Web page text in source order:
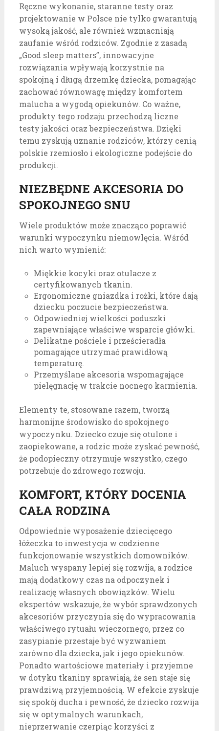
Ręczne wykonanie, staranne testy oraz
projektowanie w Polsce nie tylko gwarantują
wysoką jakość, ale również wzmacniają
zaufanie wśród rodziców. Zgodnie z zasadą
„Good sleep matters”, innowacyjne
rozwiązania wpływają korzystnie na
spokojną i długą drzemkę dziecka, pomagając
zachować równowagę między komfortem
malucha a wygodą opiekunów. Co ważne,
produkty tego rodzaju przechodzą liczne
testy jakości oraz bezpieczeństwa. Dzięki
temu zyskują uznanie rodziców, którzy cenią
polskie rzemiosło i ekologiczne podejście do
produkcji.
NIEZBĘDNE AKCESORIA DO
SPOKOJNEGO SNU
Wiele produktów może znacząco poprawić
warunki wypoczynku niemowlęcia. Wśród
nich warto wymienić:
Miękkie kocyki oraz otulacze z
certyfikowanych tkanin.
Ergonomiczne gniazdka i rożki, które dają
dziecku poczucie bezpieczeństwa.
Odpowiedniej wielkości poduszki
zapewniające właściwe wsparcie główki.
Delikatne pościele i prześcieradła
pomagające utrzymać prawidłową
temperaturę.
Przemyślane akcesoria wspomagające
pielęgnację w trakcie nocnego karmienia.
Elementy te, stosowane razem, tworzą
harmonijne środowisko do spokojnego
wypoczynku. Dziecko czuje się otulone i
zaopiekowane, a rodzic może zyskać pewność,
że podopieczny otrzymuje wszystko, czego
potrzebuje do zdrowego rozwoju.
KOMFORT, KTÓRY DOCENIA
CAŁA RODZINA
Odpowiednie wyposażenie dziecięcego
łóżeczka to inwestycja w codzienne
funkcjonowanie wszystkich domowników.
Maluch wyspany lepiej się rozwija, a rodzice
mają dodatkowy czas na odpoczynek i
realizację własnych obowiązków. Wielu
ekspertów wskazuje, że wybór sprawdzonych
akcesoriów przyczynia się do wypracowania
właściwego rytuału wieczornego, przez co
zasypianie przestaje być wyzwaniem
zarówno dla dziecka, jak i jego opiekunów.
Ponadto wartościowe materiały i przyjemne
w dotyku tkaniny sprawiają, że sen staje się
prawdziwą przyjemnością. W efekcie zyskuje
się spokój ducha i pewność, że dziecko rozwija
się w optymalnych warunkach,
nieprzerwanie czerpiąc korzyści z